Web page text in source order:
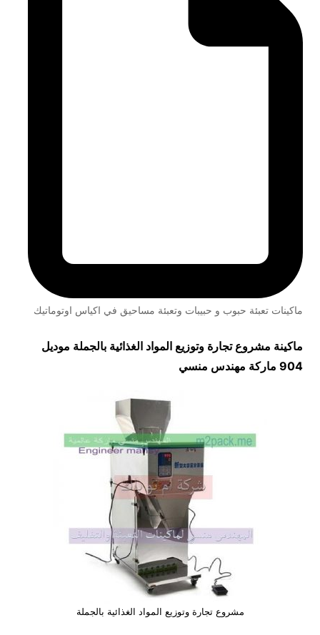
ماكينات تعبئة حبوب و حبيبات وتعبئة مساحيق في اكياس اوتوماتيك
ماكينة مشروع تجارة وتوزيع المواد الغذائية بالجملة موديل
904 ماركة مهندس منسي
مشروع تجارة وتوزيع المواد الغذائية بالجملة